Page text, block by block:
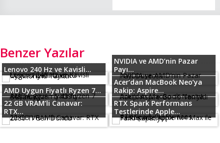
Benzer Yazılar
Lenovo 240 Hz ve Kavisli...
NVIDIA ve AMD’nin Pazar
Payı...
AMD Uygun Fiyatlı Ryzen 7...
Acer’dan MacBook Neo’ya
Rakip: Aspire...
22 GB VRAM’li Canavar:
RTX...
RTX Spark Performans
Testlerinde Apple...